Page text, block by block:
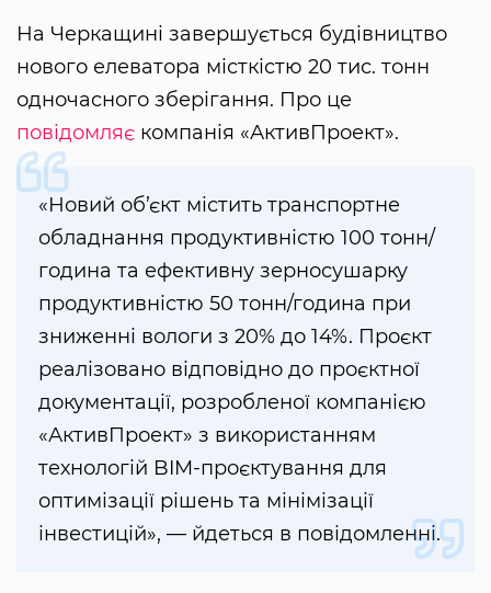
На Черкащині завершується будівництво
нового елеватора місткістю 20 тис. тонн
одночасного зберігання. Про це
повідомляє компанія «АктивПроект».
«Новий об’єкт містить транспортне
обладнання продуктивністю 100 тонн/
година та ефективну зерносушарку
продуктивністю 50 тонн/година при
зниженні вологи з 20% до 14%. Проєкт
реалізовано відповідно до проєктної
документації, розробленої компанією
«АктивПроект» з використанням
технологій BIM-проєктування для
оптимізації рішень та мінімізації
інвестицій», — йдеться в повідомленні.